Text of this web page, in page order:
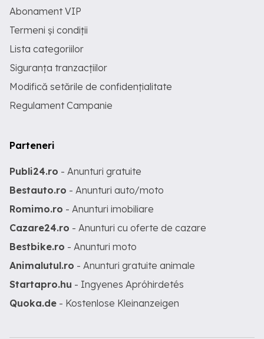
Abonament VIP
Termeni și condiții
Lista categoriilor
Siguranța tranzacțiilor
Modifică setările de confidențialitate
Regulament Campanie
Parteneri
Publi24.ro - Anunturi gratuite
Bestauto.ro - Anunturi auto/moto
Romimo.ro - Anunturi imobiliare
Cazare24.ro - Anunturi cu oferte de cazare
Bestbike.ro - Anunturi moto
Animalutul.ro - Anunturi gratuite animale
Startapro.hu - Ingyenes Apróhirdetés
Quoka.de - Kostenlose Kleinanzeigen